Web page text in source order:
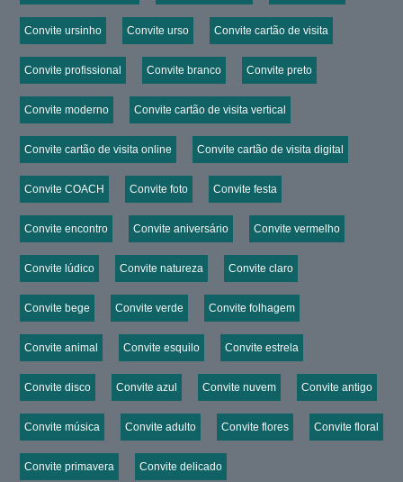
Convite ursinho Convite urso Convite cartão de visita
Convite profissional Convite branco Convite preto
Convite moderno Convite cartão de visita vertical
Convite cartão de visita online Convite cartão de visita digital
Convite COACH Convite foto Convite festa
Convite encontro Convite aniversário Convite vermelho
Convite lúdico Convite natureza Convite claro
Convite bege Convite verde Convite folhagem
Convite animal Convite esquilo Convite estrela
Convite disco Convite azul Convite nuvem Convite antigo
Convite música Convite adulto Convite flores Convite floral
Convite primavera Convite delicado